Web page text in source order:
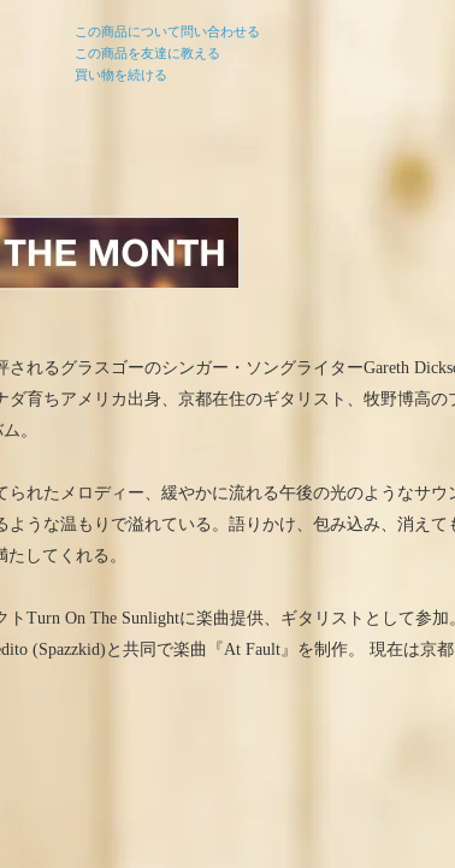
この商品について問い合わせる
この商品を友達に教える
買い物を続ける
されるグラスゴーのシンガー・ソングライターGareth
ダ育ちアメリカ出身、京都在住のギタリスト、牧野博高の
。
られたメロディー、緩やかに流れる午後の光のようなサウ
うな温もりで溢れている。語りかけ、包み込み、消えて
してくれる。
Turn On The Sunlightに楽曲提供、ギタリストとして参
(Spazzkid)と共同で楽曲『At Fault』を制作。 現在は京